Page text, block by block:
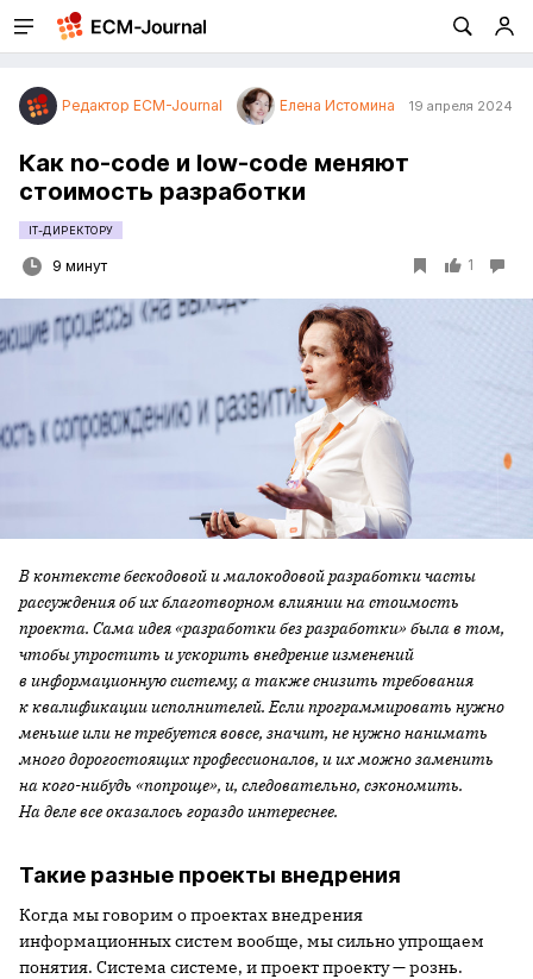
Редактор ECM-Journal Елена Истомина 19 апреля 2024
Как no-code и low-code меняют
стоимость разработки
IT-ДИРЕКТОРУ
9 минут 1
В контексте бескодовой и малокодовой разработки часты
рассуждения об их благотворном влиянии на стоимость
проекта. Сама идея «разработки без разработки» была в том,
чтобы упростить и ускорить внедрение изменений
в информационную систему, а также снизить требования
к квалификации исполнителей. Если программировать нужно
меньше или не требуется вовсе, значит, не нужно нанимать
много дорогостоящих профессионалов, и их можно заменить
на кого-нибудь «попроще», и, следовательно, сэкономить.
На деле все оказалось гораздо интереснее.
Такие разные проекты внедрения
Когда мы говорим о проектах внедрения
информационных систем вообще, мы сильно упрощаем
понятия. Система системе, и проект проекту — рознь.